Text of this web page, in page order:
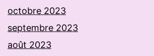
octobre 2023
septembre 2023
août 2023